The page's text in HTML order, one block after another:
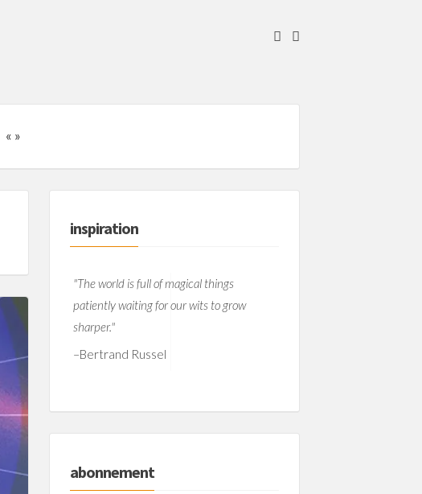
« »
inspiration
"The world is full of magical things
patiently waiting for our wits to grow
sharper."
–Bertrand Russel
abonnement